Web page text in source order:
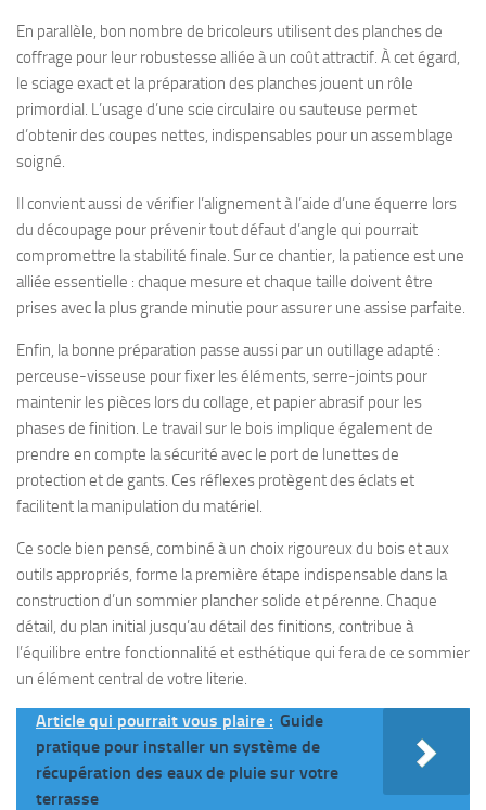
En parallèle, bon nombre de bricoleurs utilisent des planches de
coffrage pour leur robustesse alliée à un coût attractif. À cet égard,
le sciage exact et la préparation des planches jouent un rôle
primordial. L’usage d’une scie circulaire ou sauteuse permet
d’obtenir des coupes nettes, indispensables pour un assemblage
soigné.
Il convient aussi de vérifier l’alignement à l’aide d’une équerre lors
du découpage pour prévenir tout défaut d’angle qui pourrait
compromettre la stabilité finale. Sur ce chantier, la patience est une
alliée essentielle : chaque mesure et chaque taille doivent être
prises avec la plus grande minutie pour assurer une assise parfaite.
Enfin, la bonne préparation passe aussi par un outillage adapté :
perceuse-visseuse pour fixer les éléments, serre-joints pour
maintenir les pièces lors du collage, et papier abrasif pour les
phases de finition. Le travail sur le bois implique également de
prendre en compte la sécurité avec le port de lunettes de
protection et de gants. Ces réflexes protègent des éclats et
facilitent la manipulation du matériel.
Ce socle bien pensé, combiné à un choix rigoureux du bois et aux
outils appropriés, forme la première étape indispensable dans la
construction d’un sommier plancher solide et pérenne. Chaque
détail, du plan initial jusqu’au détail des finitions, contribue à
l’équilibre entre fonctionnalité et esthétique qui fera de ce sommier
un élément central de votre literie.
Article qui pourrait vous plaire : Guide
pratique pour installer un système de
récupération des eaux de pluie sur votre
terrasse